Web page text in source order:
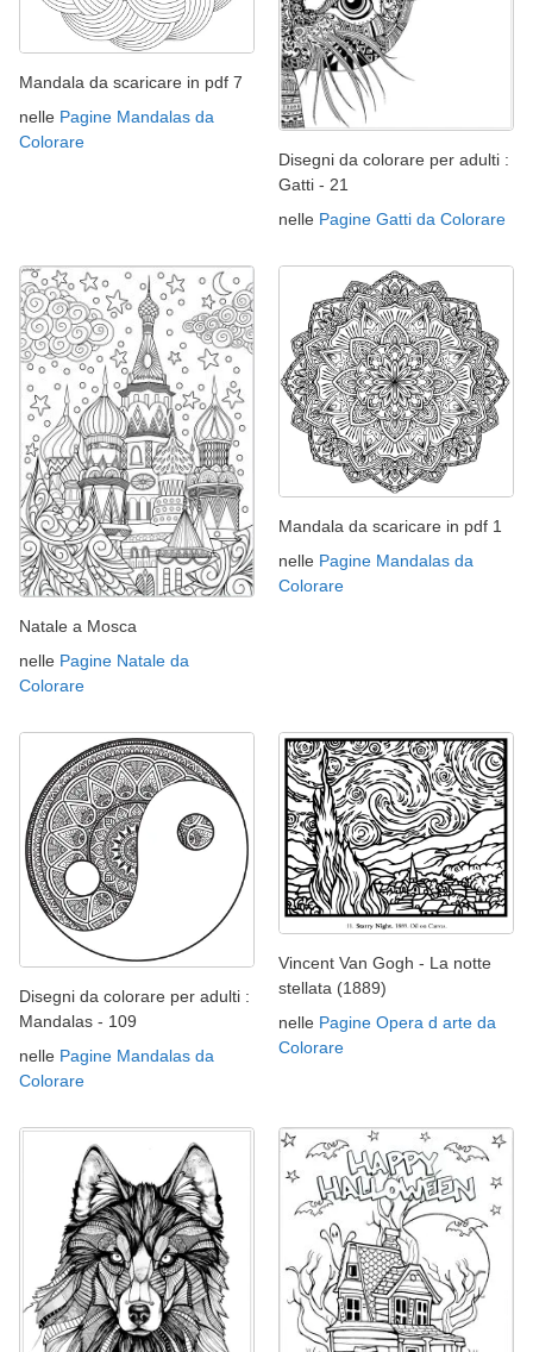
Mandala da scaricare in pdf 7
nelle Pagine Mandalas da
Colorare
Disegni da colorare per adulti :
Gatti - 21
nelle Pagine Gatti da Colorare
Natale a Mosca
nelle Pagine Natale da
Colorare
Mandala da scaricare in pdf 1
nelle Pagine Mandalas da
Colorare
Disegni da colorare per adulti :
Mandalas - 109
nelle Pagine Mandalas da
Colorare
Vincent Van Gogh - La notte
stellata (1889)
nelle Pagine Opera d arte da
Colorare